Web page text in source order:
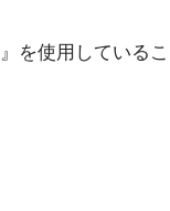
』を使用しているこ